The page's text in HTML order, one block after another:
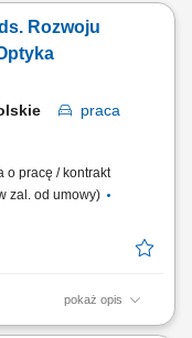
Rozwoju
praca
o pracę / kontrakt
zal. od umowy)
pokaż opis
siecią partnerów